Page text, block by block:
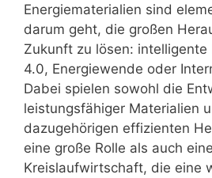
Energiematerialien sind
darum geht, die großen
Zukunft zu lösen:
4.0, Energiewende oder
Dabei spielen sowohl die
leistungsfähiger Materialien
dazugehörigen effizienten
eine große Rolle als auch
Kreislaufwirtschaft, die eine